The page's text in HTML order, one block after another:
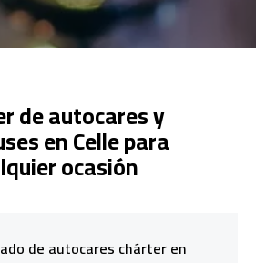
de autocares y
en Celle para
ocasión
de autocares chárter en